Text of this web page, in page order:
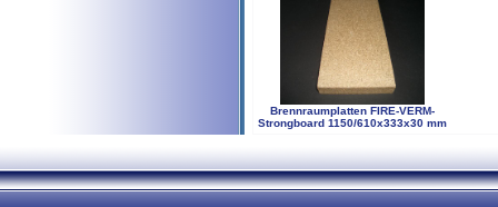
Brennraumplatten FIRE-VERM-
Strongboard 1150/610x333x30 mm